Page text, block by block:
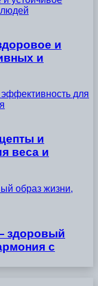
и
и
для
и
веса и
образ жизни,
здоровый
с